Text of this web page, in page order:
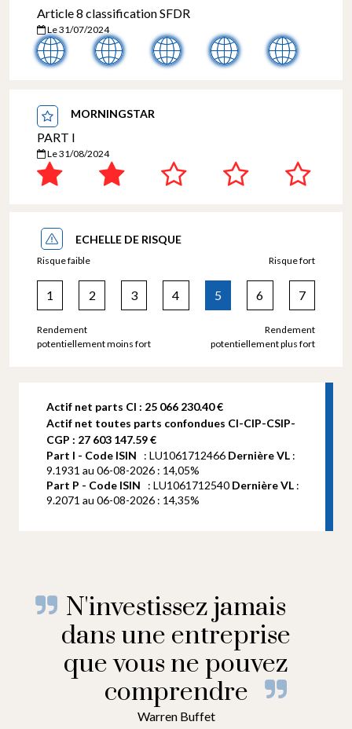
Article 8 classification SFDR
Le 31/07/2024
MORNINGSTAR
PART I
Le 31/08/2024
ECHELLE DE RISQUE
Risque faible Risque fort
1 2 3 4 5 6 7
Rendement
potentiellement moins fort
Rendement
potentiellement plus fort
Actif net parts CI : 25 066 230.40 €
Actif net toutes parts confondues CI-CIP-CSIP-
CGP : 27 603 147.59 €
N'investissez jamais
dans une entreprise
que vous ne pouvez
comprendre
Warren Buffet